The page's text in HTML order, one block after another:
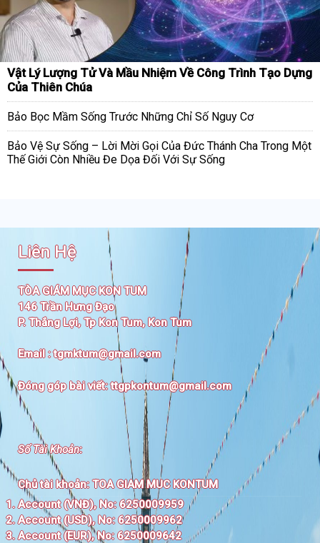
Vật Lý Lượng Tử Và Mầu Nhiệm Về Công Trình Tạo Dựng
Của Thiên Chúa
Bảo Bọc Mầm Sống Trước Những Chỉ Số Nguy Cơ
Bảo Vệ Sự Sống – Lời Mời Gọi Của Đức Thánh Cha Trong Một
Thế Giới Còn Nhiều Đe Dọa Đối Với Sự Sống
Liên Hệ
TÒA GIÁM MỤC KON TUM
146 Trần Hưng Đạo
P. Thắng Lợi, Tp Kon Tum, Kon Tum
Email :tgmktum@gmail.com
Đóng góp bài viết:ttgpkontum@gmail.com
Số Tài Khoản:
Chủ tài khoản:TOA GIAM MUC KONTUM
Account (VNĐ), No: 6250009959
Account (USD), No: 6250009962
Account (EUR), No: 6250009642